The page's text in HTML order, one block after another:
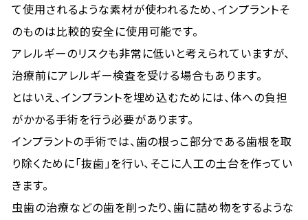
て使用されるような素材が使われるため、インプラントそ
のものは比較的安全に使用可能です。
アレルギーのリスクも非常に低いと考えられていますが、
治療前にアレルギー検査を受ける場合もあります。
とはいえ、インプラントを埋め込むためには、体への負担
がかかる手術を行う必要があります。
インプラントの手術では、歯の根っこ部分である歯根を取
り除くために「抜歯」を行い、そこに人工の土台を作ってい
きます。
虫歯の治療などの歯を削ったり、歯に詰め物をするような